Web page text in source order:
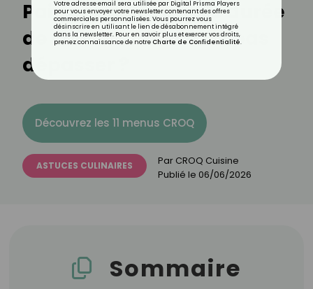
Pain congelé : quelle durée
de conservation à ne pas
dépasser ?
Découvrez les 11 menus CROQ
ASTUCES CULINAIRES Par CROQ Cuisine
Publié le 06/06/2026
Sommaire
Votre adresse email sera utilisée par Digital Prisma Players
pour vous envoyer votre newsletter contenant des offres
commerciales personnalisées. Vous pourrez vous
désinscrire en utilisant le lien de désabonnement intégré
dans la newsletter. Pour en savoir plus et exercer vos droits,
prenez connaissance de notre Charte de Confidentialité.